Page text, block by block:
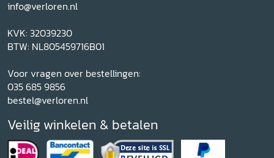
info@verloren.nl
KVK: 32039230
BTW: NL805459716B01
Voor vragen over bestellingen:
035 685 9856
bestel@verloren.nl
Veilig winkelen & betalen